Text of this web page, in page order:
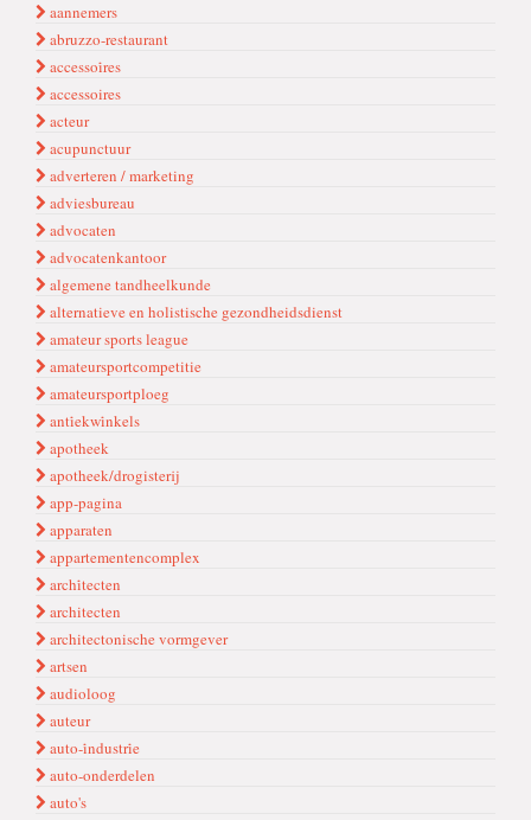
aannemers
abruzzo-restaurant
accessoi̇res
accessoires
acteur
acupunctuur
adverteren / marketing
adviesbureau
advocaten
advocatenkantoor
algemene tandheelkunde
alternatieve en holistische gezondheidsdienst
amateur sports league
amateursportcompetitie
amateursportploeg
anti̇ekwi̇nkels
apotheek
apotheek/drogisterij
app-pagina
apparaten
appartementencomplex
archi̇tecten
architecten
architectonische vormgever
artsen
audioloog
auteur
auto-i̇ndustri̇e
auto-onderdelen
auto's